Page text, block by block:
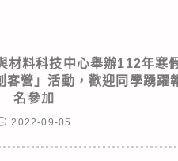
材料科技中心舉辦112年寒
客營」活動，歡迎同學踴躍
名參加
2022-09-05